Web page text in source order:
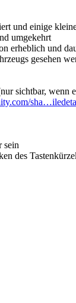
und einige
umgekehrt
erheblich und
gesehen
sichtbar, wenn
sein
des